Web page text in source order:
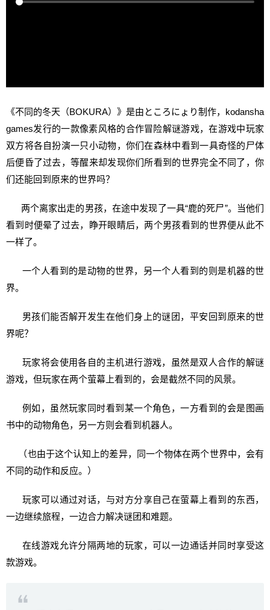
《不同的冬天（BOKURA）》是由ところにょり制作，kodansha
games发行的一款像素风格的合作冒险解谜游戏，在游戏中玩家
双方将各自扮演一只小动物，你们在森林中看到一具奇怪的尸体
后便昏了过去，等醒来却发现你们所看到的世界完全不同了，你
们还能回到原来的世界吗？
两个离家出走的男孩，在途中发现了一具“鹿的死尸”。当他们
看到时便晕了过去，睁开眼睛后，两个男孩看到的世界便从此不
一样了。
一个人看到的是动物的世界，另一个人看到的则是机器的世
界。
男孩们能否解开发生在他们身上的谜团，平安回到原来的世
界呢？
玩家将会使用各自的主机进行游戏，虽然是双人合作的解谜
游戏，但玩家在两个萤幕上看到的，会是截然不同的风景。
例如，虽然玩家同时看到某一个角色，一方看到的会是图画
书中的动物角色，另一方则会看到机器人。
（也由于这个认知上的差异，同一个物体在两个世界中，会有
不同的动作和反应。）
玩家可以通过对话，与对方分享自己在萤幕上看到的东西，
一边继续旅程，一边合力解决谜团和难题。
在线游戏允许分隔两地的玩家，可以一边通话并同时享受这
款游戏。